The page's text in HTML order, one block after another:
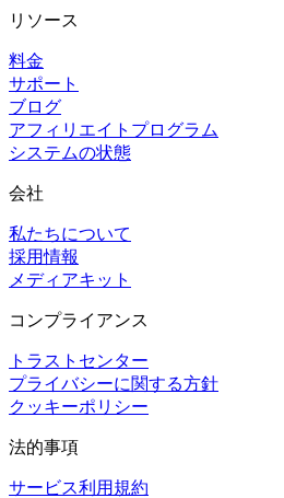
リソース
料金
サポート
ブログ
アフィリエイトプログラム
システムの状態
会社
私たちについて
採用情報
メディアキット
コンプライアンス
トラストセンター
プライバシーに関する方針
クッキーポリシー
法的事項
サービス利用規約